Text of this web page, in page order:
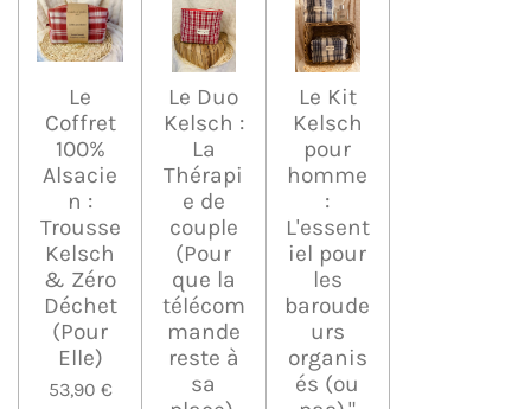
Le
Coffret
100%
Alsacie
n :
Trousse
Kelsch
& Zéro
Déchet
(Pour
Elle)
53,90 €
Le Duo
Kelsch :
La
Thérapi
e de
couple
(Pour
que la
télécom
mande
reste à
sa
Le Kit
Kelsch
pour
homme
:
L'essent
iel pour
les
baroude
urs
organis
és (ou